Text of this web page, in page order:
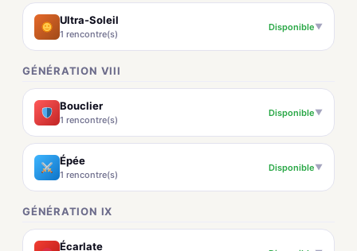
Ultra-Soleil
1 rencontre(s)
Disponible▼
GÉNÉRATION VIII
Bouclier
1 rencontre(s)
Disponible▼
Épée
1 rencontre(s)
Disponible▼
GÉNÉRATION IX
Écarlate